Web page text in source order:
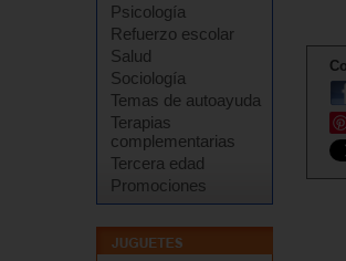
Psicología
Refuerzo escolar
Salud
Sociología
Temas de autoayuda
Terapias
complementarias
Tercera edad
Promociones